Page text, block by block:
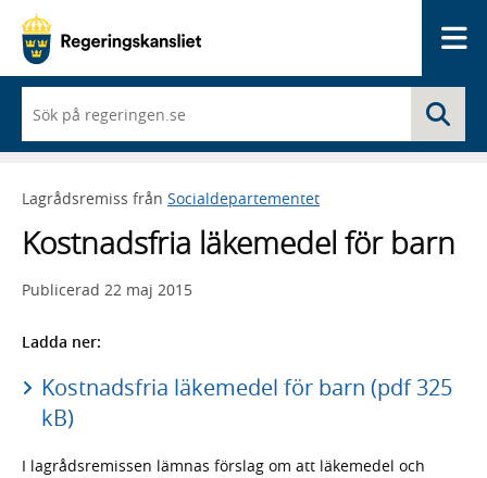
du
börjar
skriva
framträder
lista
med
sökförslag
Lagrådsremiss från Socialdepartementet
Kostnadsfria läkemedel för barn
Publicerad 22 maj 2015
Ladda ner:
Kostnadsfria läkemedel för barn (pdf 325
kB)
I lagrådsremissen lämnas förslag om att läkemedel och